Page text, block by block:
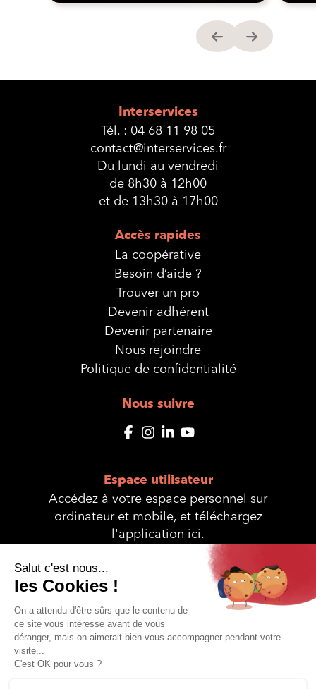
Interservices
Tél. : 04 68 11 98 05
contact@interservices.fr
Du lundi au vendredi
de 8h30 à 12h00
et de 13h30 à 17h00
Accès rapides
La coopérative
Besoin d’aide ?
Trouver un pro
Devenir adhérent
Devenir partenaire
Nous rejoindre
Politique de confidentialité
Nous suivre
Espace utilisateur
Accédez à votre espace personnel sur
ordinateur et mobile, et téléchargez
l'application ici.